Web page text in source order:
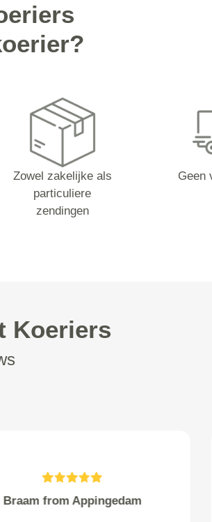
Zowel zakelijke als
particuliere
zendingen
Geen
Koeriers
J. Bouwman from